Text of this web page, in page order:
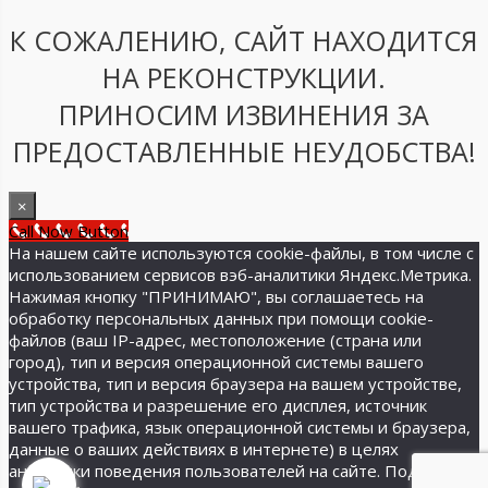
К СОЖАЛЕНИЮ, САЙТ НАХОДИТСЯ
НА РЕКОНСТРУКЦИИ.
ПРИНОСИМ ИЗВИНЕНИЯ ЗА
ПРЕДОСТАВЛЕННЫЕ НЕУДОБСТВА!
×
Call Now Button
На нашем сайте используются cookie-файлы, в том числе с
использованием сервисов вэб-аналитики Яндекс.Метрика.
Нажимая кнопку "ПРИНИМАЮ", вы соглашаетесь на
обработку персональных данных при помощи cookie-
файлов (ваш IP-адрес, местоположение (страна или
город), тип и версия операционной системы вашего
устройства, тип и версия браузера на вашем устройстве,
тип устройства и разрешение его дисплея, источник
вашего трафика, язык операционной системы и браузера,
данные о ваших действиях в интернете) в целях
аналитики поведения пользователей на сайте. Подробнее